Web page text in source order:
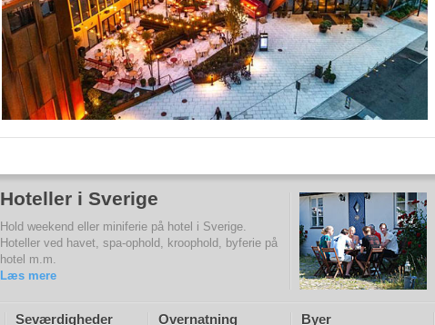
Hoteller i Sverige
Hold weekend eller miniferie på hotel i Sverige.
Hoteller ved havet, spa-ophold, kroophold, byferie på
hotel m.m.
Læs mere
Seværdigheder Overnatning Byer